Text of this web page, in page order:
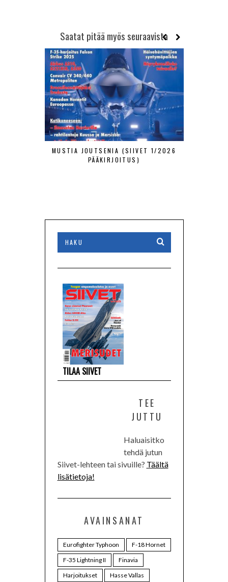
Saatat pitää myös seuraavista
MUSTIA JOUTSENIA (SIIVET 1/2026
PÄÄKIRJOITUS)
TILAA SIIVET
TEE
JUTTU
Haluaisitko
tehdä jutun
Siivet-lehteen tai sivuille? Täältä
lisätietoja!
AVAINSANAT
Eurofighter Typhoon
F-18 Hornet
F-35 Lightning II
Finavia
Harjoitukset
Hasse Vallas